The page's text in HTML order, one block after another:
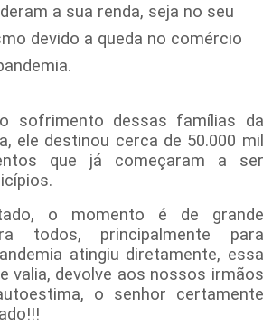
a sua renda, seja no seu
devido a queda no comércio
sofrimento dessas famílias da
ele destinou cerca de 50.000 mil
que já começaram a ser
o momento é de grande
todos, principalmente para
atingiu diretamente, essa
valia, devolve aos nossos irmãos
o senhor certamente